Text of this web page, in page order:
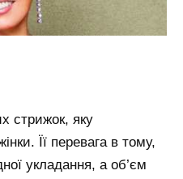
стрижок, яку
Її перевага в тому,
укладання, а об’єм